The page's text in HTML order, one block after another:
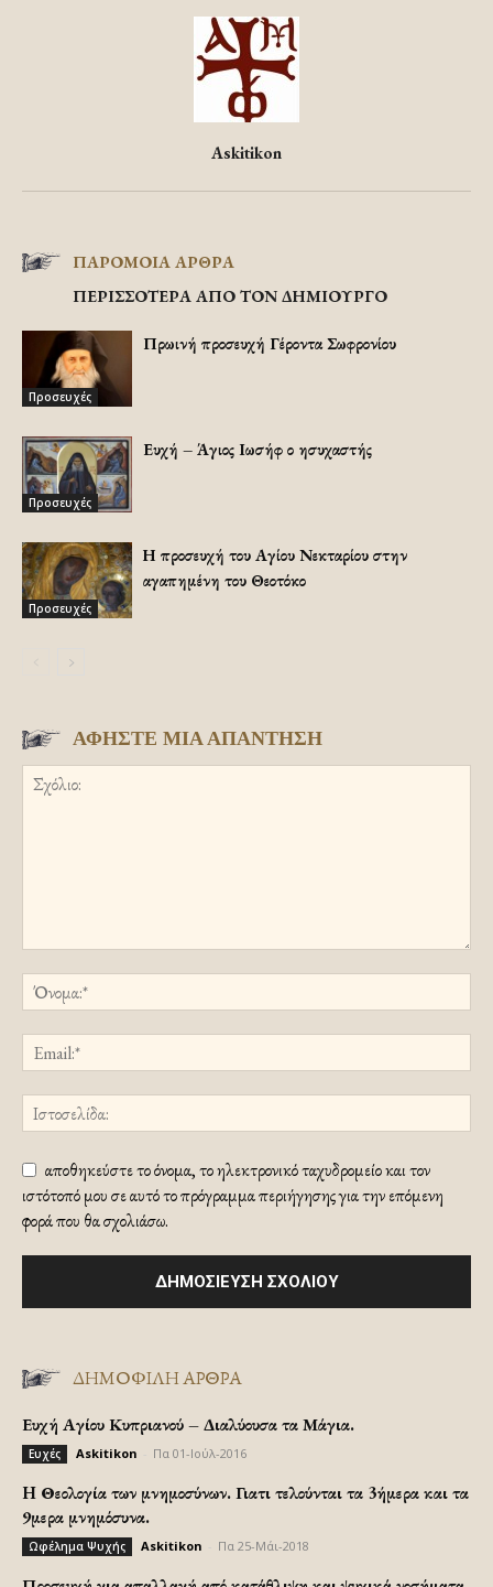
Askitikon
ΠΑΡΟΜΟΙΑ ΑΡΘΡΑ
ΠΕΡΙΣΣΟΤΕΡΑ ΑΠΟ ΤΟΝ ΔΗΜΙΟΥΡΓΟ
Προσευχές
Πρωινή προσευχή Γέροντα Σωφρονίου
Προσευχές
Ευχή – Άγιος Ιωσήφ ο ησυχαστής
Προσευχές
Η προσευχή του Αγίου Νεκταρίου στην
αγαπημένη του Θεοτόκο
ΑΦΗΣΤΕ ΜΙΑ ΑΠΑΝΤΗΣΗ
αποθηκεύστε το όνομα, το ηλεκτρονικό ταχυδρομείο και τον
ιστότοπό μου σε αυτό το πρόγραμμα περιήγησης για την επόμενη
φορά που θα σχολιάσω.
ΔΗΜΟΦΙΛΗ ΑΡΘΡΑ
Ευχή Αγίου Κυπριανού – Διαλύουσα τα Μάγια.
Ευχές Askitikon Πα 01-Ιούλ-2016
H Θεολογία των μνημοσύνων. Γιατι τελούνται τα 3ήμερα και τα
9μερα μνημόσυνα.
Ωφέλημα Ψυχής Askitikon Πα 25-Μάι-2018